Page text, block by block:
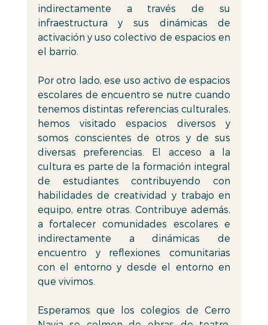
indirectamente a través de su
infraestructura y sus dinámicas de
activación y uso colectivo de espacios en
el barrio.
Por otro lado, ese uso activo de espacios
escolares de encuentro se nutre cuando
tenemos distintas referencias culturales,
hemos visitado espacios diversos y
somos conscientes de otros y de sus
diversas preferencias. El acceso a la
cultura es parte de la formación integral
de estudiantes contribuyendo con
habilidades de creatividad y trabajo en
equipo, entre otras. Contribuye además,
a fortalecer comunidades escolares e
indirectamente a dinámicas de
encuentro y reflexiones comunitarias
con el entorno y desde el entorno en
que vivimos.
Esperamos que los colegios de Cerro